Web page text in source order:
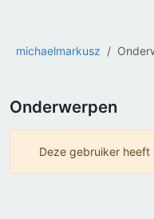
michaelmarkusz
Onderwerpen
Deze gebruiker